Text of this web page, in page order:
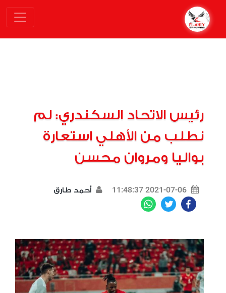
رئيس الاتحاد السكندري: لم
نطلب من الأهلي استعارة
بواليا ومروان محسن
2021-07-06 11:48:37 أحمد طارق
Facebook
Twitter